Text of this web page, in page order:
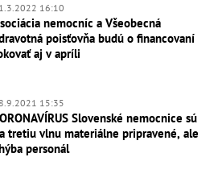
16:10
nemocníc a Všeobecná
poisťovňa budú o financovaní
aj v apríli
15:35
Slovenské nemocnice sú
tretiu vlnu materiálne pripravené, ale
personál